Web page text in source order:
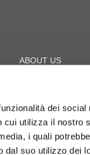
dei social
cui utilizza il nostro
i quali
dal suo utilizzo dei
ABOUT US